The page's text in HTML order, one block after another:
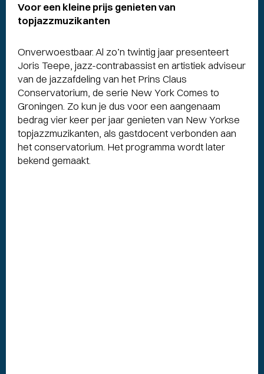
Voor een kleine prijs genieten van
topjazzmuzikanten
Onverwoestbaar. Al zo’n twintig jaar presenteert
Joris Teepe, jazz-contrabassist en artistiek adviseur
van de jazzafdeling van het Prins Claus
Conservatorium, de serie New York Comes to
Groningen. Zo kun je dus voor een aangenaam
bedrag vier keer per jaar genieten van New Yorkse
topjazzmuzikanten, als gastdocent verbonden aan
het conservatorium. Het programma wordt later
bekend gemaakt.